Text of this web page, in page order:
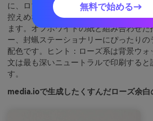
に、ロマンティックでやわらかい雰囲気
控えめなので上品、ココアインクはディ
ます。オフホワイトの紙と組み合わせた
ー、封蝋ステーショナリーにぴったりの
配色です。ヒント：ローズ系は背景ウォ
文は最も深いニュートラルで印刷すると
す。
media.ioで生成したくすんだローズ余白
無料で始める→